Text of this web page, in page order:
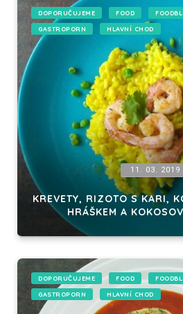
DOPORUČUJEME FOOD
GASTROPORN HLAVNÍ CHOD
11. 03. 2019
KREVETY, RIZOTO S KARI,
HRÁŠKEM A
DOPORUČUJEME FOOD
GASTROPORN HLAVNÍ CHOD